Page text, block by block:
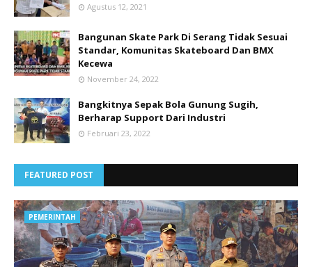
Agustus 12, 2021
Bangunan Skate Park Di Serang Tidak Sesuai
Standar, Komunitas Skateboard Dan BMX
Kecewa
November 24, 2022
Bangkitnya Sepak Bola Gunung Sugih,
Berharap Support Dari Industri
Februari 23, 2022
FEATURED POST
PEMERINTAH